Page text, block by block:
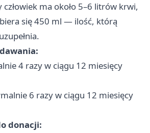
człowiek ma około 5–6 litrów krwi,
się 450 ml — ilość, którą
4 razy w ciągu 12 miesięcy
6 razy w ciągu 12 miesięcy
donacji: